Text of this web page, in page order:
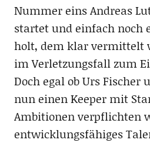
Nummer eins Andreas
startet und einfach noch
holt, dem klar vermittelt
im Verletzungsfall zum
Doch egal ob Urs Fischer
nun einen Keeper mit
Ambitionen verpflichten
entwicklungsfähiges